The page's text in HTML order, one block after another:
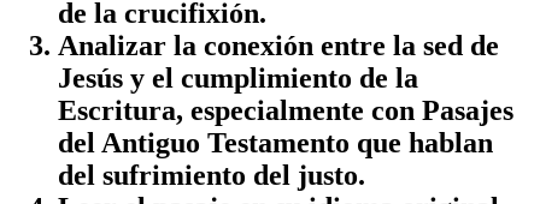
de la crucifixión.
Analizar la conexión entre la sed de
Jesús y el cumplimiento de la
Escritura, especialmente con Pasajes
del Antiguo Testamento que hablan
del sufrimiento del justo.